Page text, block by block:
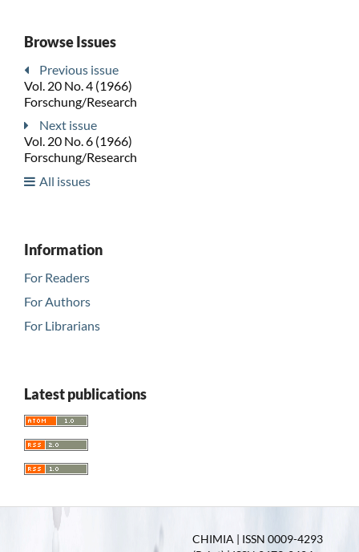
Browse Issues
Previous issue
Vol. 20 No. 4 (1966)
Forschung/Research
Next issue
Vol. 20 No. 6 (1966)
Forschung/Research
All issues
Information
For Readers
For Authors
For Librarians
Latest publications
CHIMIA | ISSN 0009-4293